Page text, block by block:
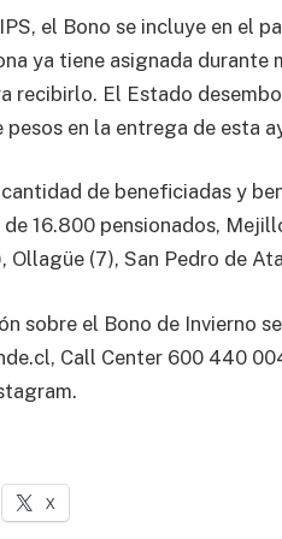
el Bono se incluye en el
ya tiene asignada
recibirlo. El Estado
pesos en la entrega de esta
de beneficiadas y
de 16.800 pensionados,
Ollagüe (7), San Pedro de
sobre el Bono de Invierno
Call Center 600 440
X